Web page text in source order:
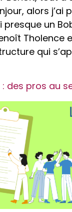
alors j’ai
presque un
Tholence
qui
: des pros au